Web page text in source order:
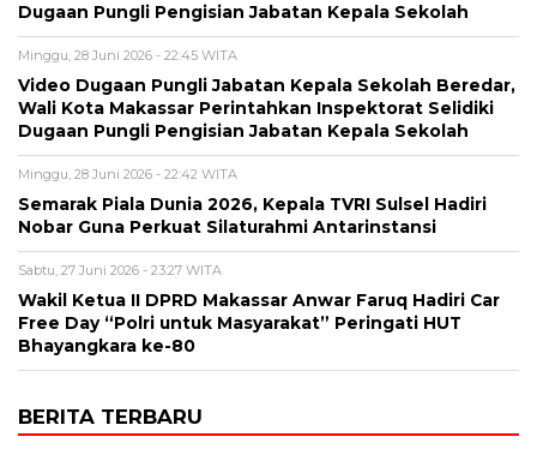
Dugaan Pungli Pengisian Jabatan Kepala Sekolah
Minggu, 28 Juni 2026 - 22:45 WITA
Video Dugaan Pungli Jabatan Kepala Sekolah Beredar,
Wali Kota Makassar Perintahkan Inspektorat Selidiki
Dugaan Pungli Pengisian Jabatan Kepala Sekolah
Minggu, 28 Juni 2026 - 22:42 WITA
Semarak Piala Dunia 2026, Kepala TVRI Sulsel Hadiri
Nobar Guna Perkuat Silaturahmi Antarinstansi
Sabtu, 27 Juni 2026 - 23:27 WITA
Wakil Ketua II DPRD Makassar Anwar Faruq Hadiri Car
Free Day “Polri untuk Masyarakat” Peringati HUT
Bhayangkara ke-80
BERITA TERBARU